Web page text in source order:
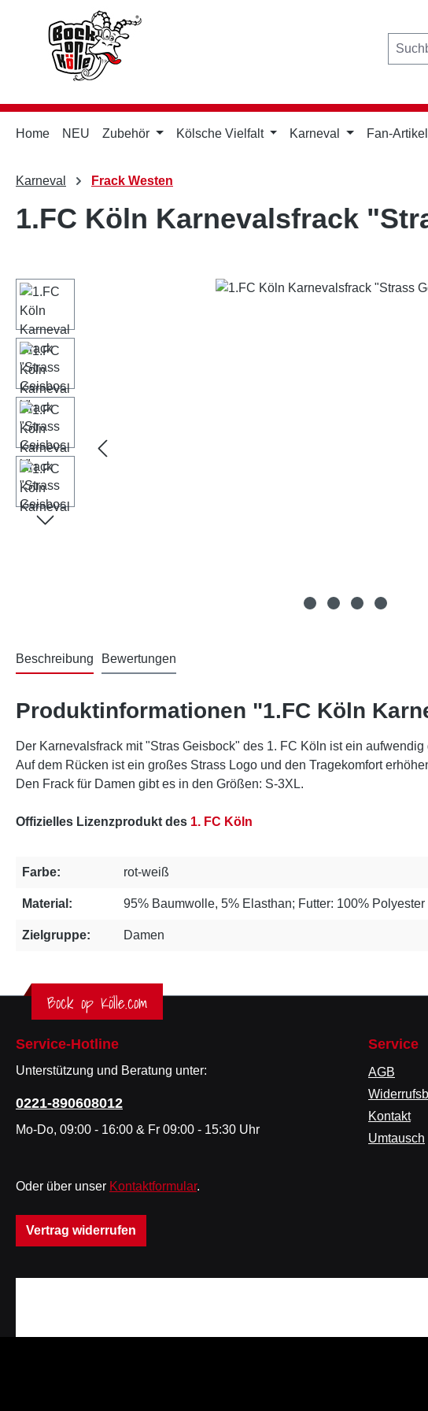
Hauptinhalt springen
Zur Suche springen
Zur Hauptnavigation springen
Home NEU Zubehör Kölsche Vielfalt Karneval Fan-Artikel
Karneval Frack Westen
1.FC Köln Karnevalsfrack
Bildergalerie überspringen
Beschreibung Bewertungen
Produktinformationen "1.FC Köln
Der Karnevalsfrack mit "Stras Geisbock" des 1. FC Köln ist ein
Auf dem Rücken ist ein großes Strass Logo und den Tragekomfort
Den Frack für Damen gibt es in den Größen: S-3XL.
Offizielles Lizenzprodukt des 1. FC Köln
Farbe: rot-weiß
Material: 95% Baumwolle, 5% Elasthan; Futter: 100% Polyester
Zielgruppe: Damen
Bock op Kölle.com
Service-Hotline
Unterstützung und Beratung unter:
0221-890608012
Mo-Do, 09:00 - 16:00 & Fr 09:00 - 15:30 Uhr
Oder über unser Kontaktformular.
Vertrag widerrufen
Service
AGB
Kontakt
Umtausch